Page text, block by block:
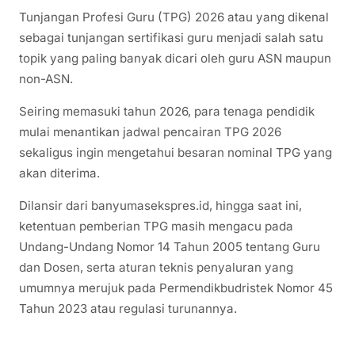
Tunjangan Profesi Guru (TPG) 2026 atau yang dikenal
sebagai tunjangan sertifikasi guru menjadi salah satu
topik yang paling banyak dicari oleh guru ASN maupun
non-ASN.
Seiring memasuki tahun 2026, para tenaga pendidik
mulai menantikan jadwal pencairan TPG 2026
sekaligus ingin mengetahui besaran nominal TPG yang
akan diterima.
Dilansir dari banyumasekspres.id, hingga saat ini,
ketentuan pemberian TPG masih mengacu pada
Undang-Undang Nomor 14 Tahun 2005 tentang Guru
dan Dosen, serta aturan teknis penyaluran yang
umumnya merujuk pada Permendikbudristek Nomor 45
Tahun 2023 atau regulasi turunannya.